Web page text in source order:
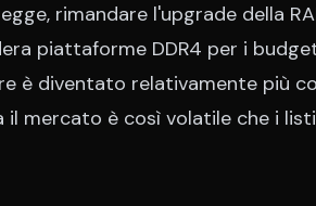
rimandare l'upgrade della
piattaforme DDR4 per i
è diventato relativamente più
mercato è così volatile che i